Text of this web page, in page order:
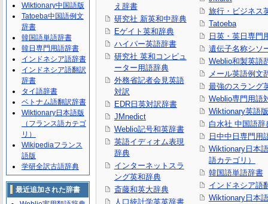
え辞書
研究社 新英和中辞典
Eゲイト英和辞典
ハイパー英語辞書
研究社 英和コンピュ
ーター用語辞典
外務省記者会見英語
対訳
EDR日英対訳辞書
JMnedict
Weblio記号和英辞書
英語イディオム表現
辞典
インターネットスラ
ング英和辞典
斎藤和英大辞典
人口統計学英英辞書
旅行・ビジネス
Tatoeba
日英・英日専門
遺伝子名称シソ
Weblio和製英語
メール英語例文
最強のスラング
Weblio専門用語
Wiktionary英語版
白水社 中国語辞
日中中日専門用
Wiktionary日本
語カテゴリ）
韓国語単語辞書
インドネシア語
Wiktionary日本
Wiktionary中国語版
Tatoeba中国語例文
辞書
韓国語単語辞書
韓日専門用語辞書
インドネシア語辞書
インドネシア語翻訳
辞書
タイ語辞書
ベトナム語翻訳辞書
Wiktionary日本語版
（フランス語カテゴ
リ）
Wikipediaフランス
語版
学研全訳古語辞典
最近追加された辞書